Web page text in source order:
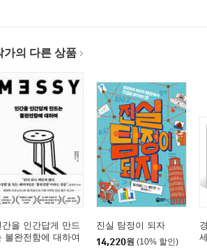
에 대한 논란이 뜨겁다. 외국의 낮은 임
‘교환의 마법’을 이용하라.
국, 무엇이든 기회가 되는 곳―중국의 경제
의 체제의 고수, 지나치게 많은 인구,
가고 있다. 과연 무엇이 세계의 자본을 중국
가의 다른 상품
간을 인간답게 만드
불완전함에 대하여
진실 탐정이 되자
14,220원 (10% 할인)